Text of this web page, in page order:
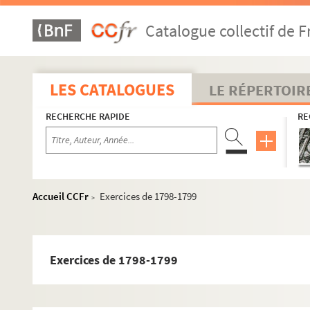
Catalogue collectif de
LES CATALOGUES LE
RECHERCHE RAPIDE
Accueil CCFr >
Exercices de 1798-1799
Exercices de 1798-1799
Exercices